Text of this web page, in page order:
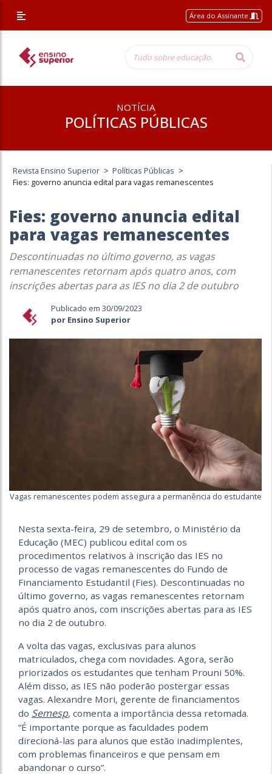
Área do Assinante
NOTÍCIA
POLÍTICAS PÚBLICAS
Revista Ensino Superior > Políticas Públicas >
Fies: governo anuncia edital para vagas remanescentes
Fies: governo anuncia edital
para vagas remanescentes
Descontinuadas no último governo, as vagas
remanescentes retornam após quatro anos, com
inscrições abertas para as IES no dia 2 de outubro
Publicado em 30/09/2023
por Ensino Superior
Vagas remanescentes podem assegura a permanência do estudante
Nesta sexta-feira, 29 de setembro, o Ministério da
Educação (MEC) publicou edital com os
procedimentos relativos à inscrição das IES no
processo de vagas remanescentes do Fundo de
Financiamento Estudantil (Fies). Descontinuadas no
último governo, as vagas remanescentes retornam
após quatro anos, com inscrições abertas para as IES
no dia 2 de outubro.
A volta das vagas, exclusivas para alunos
matriculados, chega com novidades. Agora, serão
priorizados os estudantes que tenham Prouni 50%.
Além disso, as IES não poderão postergar essas
vagas. Alexandre Mori, gerente de financiamentos
do Semesp, comenta a importância dessa retomada.
“É importante porque as faculdades podem
direcioná-las para alunos que estão inadimplentes,
com problemas financeiros e que pensam em
abandonar o curso”.